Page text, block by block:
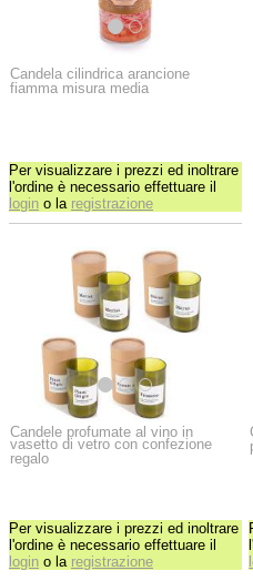
Candela cilindrica arancione
fiamma misura media
Per visualizzare i prezzi ed inoltrare
l'ordine è necessario effettuare il
login o la registrazione
Candele profumate al vino in
vasetto di vetro con confezione
regalo
Per visualizzare i prezzi ed inoltrare
l'ordine è necessario effettuare il
login o la registrazione